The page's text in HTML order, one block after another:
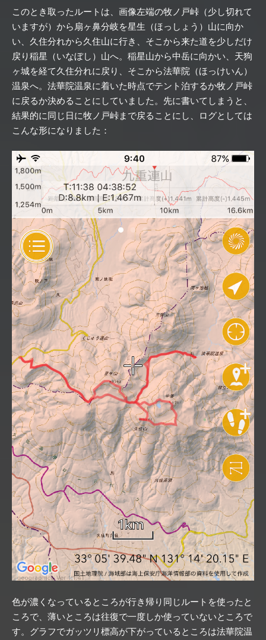
このとき取ったルートは、画像左端の牧ノ戸峠（少し切れて
いますが）から扇ヶ鼻分岐を星生（ほっしょう）山に向か
い、久住分れから久住山に行き、そこから来た道を少しだけ
戻り稲星（いなぼし）山へ。稲星山から中岳に向かい、天狗
ヶ城を経て久住分れに戻り、そこから法華院（ほっけいん）
温泉へ。法華院温泉に着いた時点でテント泊するか牧ノ戸峠
に戻るか決めることにしていました。先に書いてしまうと、
結果的に同じ日に牧ノ戸峠まで戻ることにし、ログとしては
こんな形になりました：
色が濃くなっているところが行き帰り同じルートを使ったと
ころで、薄いところは往復で一度しか使っていないところで
す。グラフでガッツリ標高が下がっているところは法華院温